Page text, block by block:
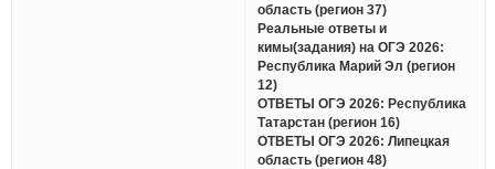
область (регион 37)
Реальные ответы и
кимы(задания) на ОГЭ 2026:
Республика Марий Эл (регион
12)
ОТВЕТЫ ОГЭ 2026: Республика
Татарстан (регион 16)
ОТВЕТЫ ОГЭ 2026: Липецкая
область (регион 48)